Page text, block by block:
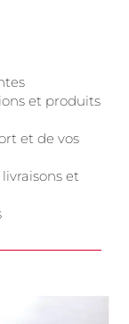
et produits
et de vos
et